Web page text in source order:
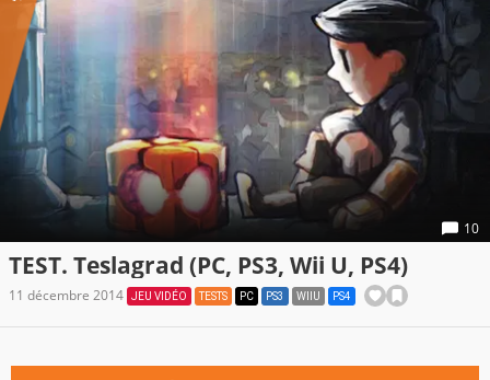
10
TEST. Teslagrad (PC, PS3, Wii U, PS4)
11 décembre 2014 JEU VIDÉO TESTS PC PS3 WIIU PS4